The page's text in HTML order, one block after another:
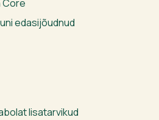
Core
edasijõudnud
lisatarvikud